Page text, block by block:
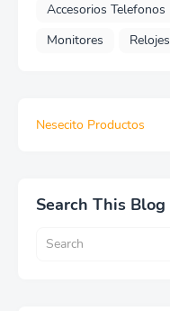
Accesorios Telefonos
Monitores
Relojes
Nesecito Productos
Search This Blog